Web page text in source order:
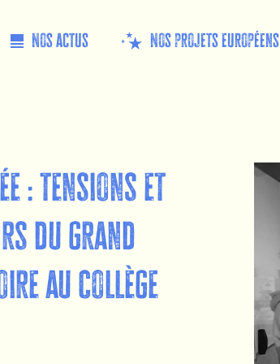
Nos actus Nos projets européens
: tensions et
du grand
au collège